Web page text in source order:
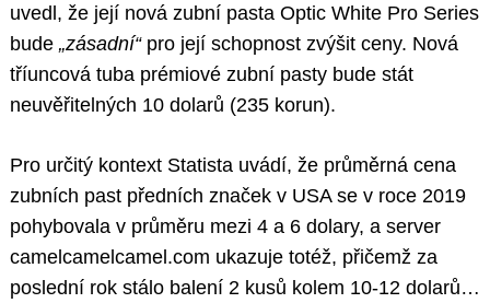
uvedl, že její nová zubní pasta Optic White Pro Series
bude „zásadní“ pro její schopnost zvýšit ceny. Nová
tříuncová tuba prémiové zubní pasty bude stát
neuvěřitelných 10 dolarů (235 korun).
Pro určitý kontext Statista uvádí, že průměrná cena
zubních past předních značek v USA se v roce 2019
pohybovala v průměru mezi 4 a 6 dolary, a server
camelcamelcamel.com ukazuje totéž, přičemž za
poslední rok stálo balení 2 kusů kolem 10-12 dolarů…